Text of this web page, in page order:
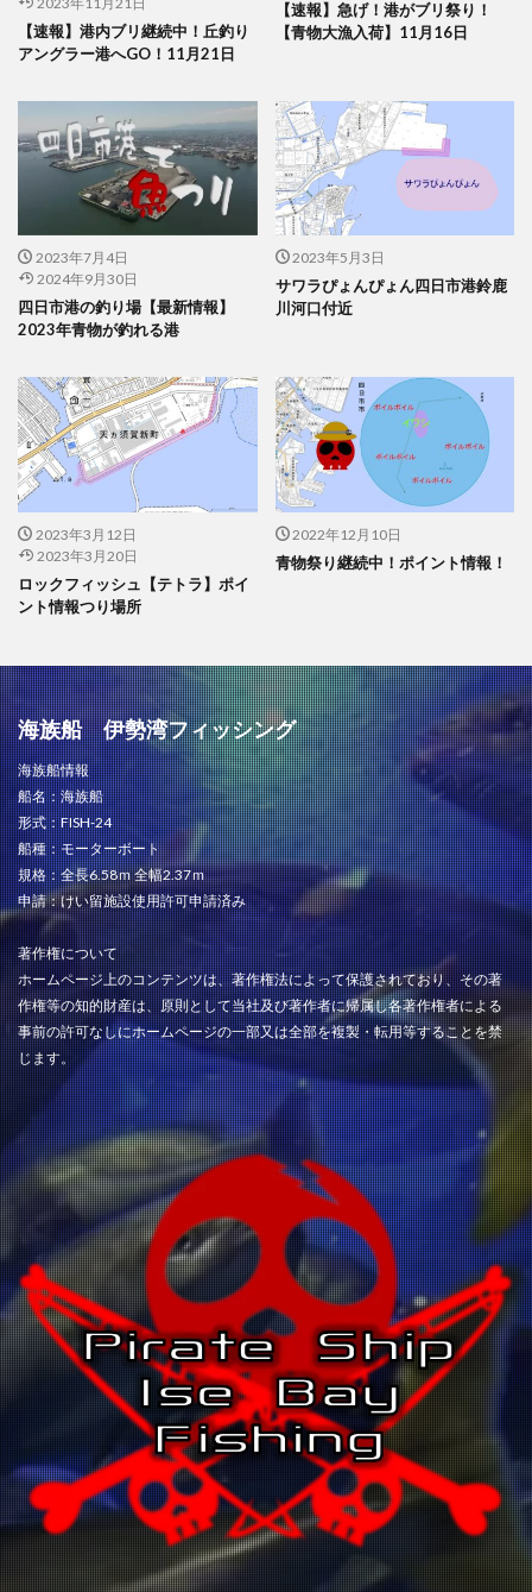
【速報】港内ブリ継続中！丘釣り
アングラー港へGO！11月21日
【速報】急げ！港がブリ祭り！
【青物大漁入荷】11月16日
2023年7月4日
2024年9月30日
四日市港の釣り場【最新情報】
2023年青物が釣れる港
2023年5月3日
サワラぴょんぴょん四日市港鈴鹿
川河口付近
2023年3月12日
2023年3月20日
ロックフィッシュ【テトラ】ポイ
ント情報つり場所
2022年12月10日
青物祭り継続中！ポイント情報！
海族船 伊勢湾フィッシング
海族船情報
船名：海族船
形式：FISH-24
船種：モーターボート
規格：全長6.58ｍ 全幅2.37ｍ
申請：けい留施設使用許可申請済み
著作権について
ホームページ上のコンテンツは、著作権法によって保護されており、その著
作権等の知的財産は、原則として当社及び著作者に帰属し各著作権者による
事前の許可なしにホームページの一部又は全部を複製・転用等することを禁
じます。